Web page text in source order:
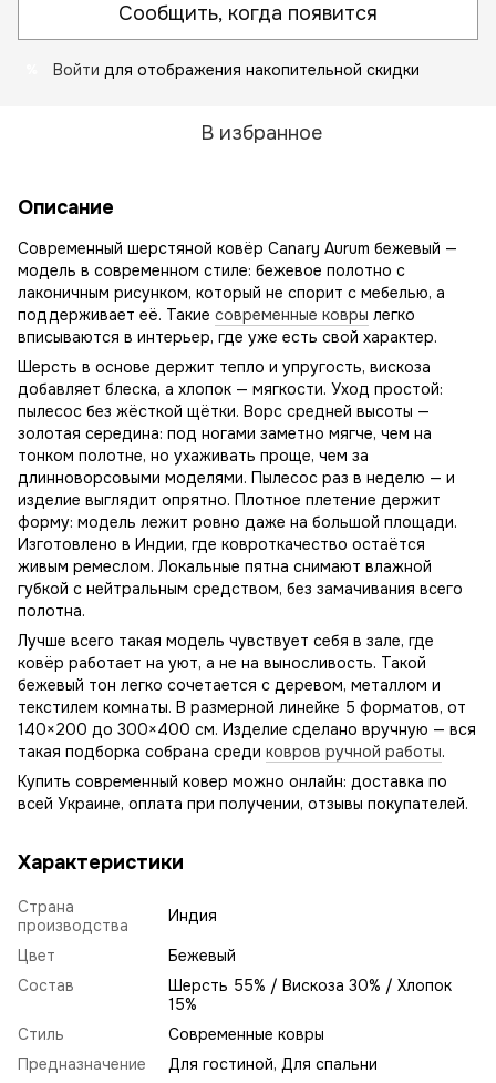
Сообщить, когда появится
Войти для отображения накопительной скидки
В избранное
Описание
Современный шерстяной ковёр Canary Aurum бежевый —
модель в современном стиле: бежевое полотно с
лаконичным рисунком, который не спорит с мебелью, а
поддерживает её. Такие современные ковры легко
вписываются в интерьер, где уже есть свой характер.
Шерсть в основе держит тепло и упругость, вискоза
добавляет блеска, а хлопок — мягкости. Уход простой:
пылесос без жёсткой щётки. Ворс средней высоты —
золотая середина: под ногами заметно мягче, чем на
тонком полотне, но ухаживать проще, чем за
длинноворсовыми моделями. Пылесос раз в неделю — и
изделие выглядит опрятно. Плотное плетение держит
форму: модель лежит ровно даже на большой площади.
Изготовлено в Индии, где ковроткачество остаётся
живым ремеслом. Локальные пятна снимают влажной
губкой с нейтральным средством, без замачивания всего
полотна.
Лучше всего такая модель чувствует себя в зале, где
ковёр работает на уют, а не на выносливость. Такой
бежевый тон легко сочетается с деревом, металлом и
текстилем комнаты. В размерной линейке 5 форматов, от
140×200 до 300×400 см. Изделие сделано вручную — вся
такая подборка собрана среди ковров ручной работы.
Купить современный ковер можно онлайн: доставка по
всей Украине, оплата при получении, отзывы покупателей.
Характеристики
Страна
производства
Индия
Цвет
Бежевый
Состав
Шерсть 55% / Вискоза 30% / Хлопок
15%
Стиль
Современные ковры
Предназначение
Для гостиной, Для спальни